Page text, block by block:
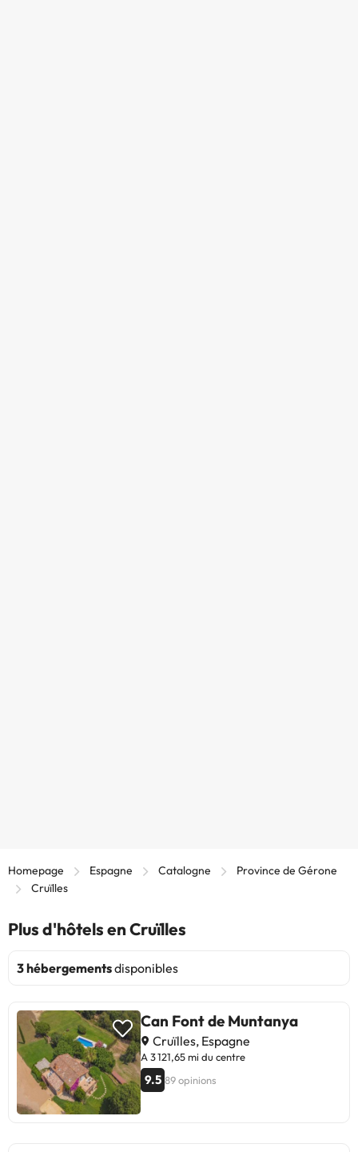
Homepage Espagne Catalogne
Province de Gérone
Cruïlles
Plus d'hôtels en Cruïlles
3 hébergementsdisponibles
Can Font de Muntanya
Cruïlles, Espagne
A 3 121,65 mi du centre
9.5 89 opinions